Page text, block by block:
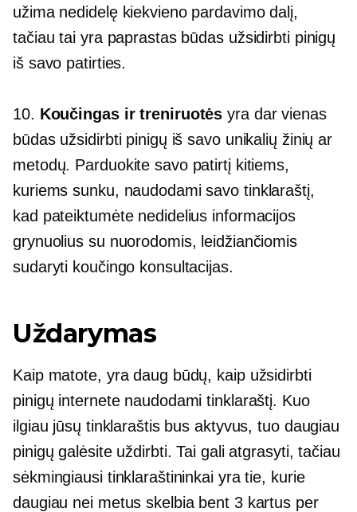
užima nedidelę kiekvieno pardavimo dalį,
tačiau tai yra paprastas būdas užsidirbti pinigų
iš savo patirties.
10. Koučingas ir treniruotės yra dar vienas
būdas užsidirbti pinigų iš savo unikalių žinių ar
metodų. Parduokite savo patirtį kitiems,
kuriems sunku, naudodami savo tinklaraštį,
kad pateiktumėte nedidelius informacijos
grynuolius su nuorodomis, leidžiančiomis
sudaryti koučingo konsultacijas.
Uždarymas
Kaip matote, yra daug būdų, kaip užsidirbti
pinigų internete naudodami tinklaraštį. Kuo
ilgiau jūsų tinklaraštis bus aktyvus, tuo daugiau
pinigų galėsite uždirbti. Tai gali atgrasyti, tačiau
sėkmingiausi tinklaraštininkai yra tie, kurie
daugiau nei metus skelbia bent 3 kartus per